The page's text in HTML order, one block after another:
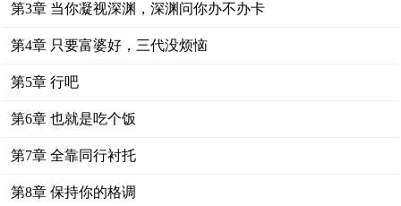
第3章 当你凝视深渊，深渊问你办不办卡
第4章 只要富婆好，三代没烦恼
第5章 行吧
第6章 也就是吃个饭
第7章 全靠同行衬托
第8章 保持你的格调